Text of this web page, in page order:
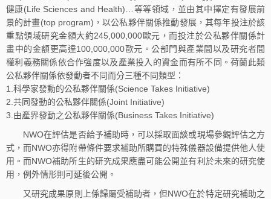
健康(Life Sciences and Health)…等等領域，並由其中擇定有發展前
景的計畫(top program)，以公私夥伴關係推動發展，其每年投注於該
重點領域研究金額大約245,000,000歐元，而投注於公私夥伴關係計
畫中的金額更高達100,000,000歐元。公部門與產業間以及研究者間
權利義務關係依合作強度以及產業投入的資金而有所不同。荷蘭此類
公私夥伴關係依發動者不同而分三種不同類型：
1.科學家發動的公私夥伴關係(Science Takes Initiative)
2.共同發動的公私夥伴關係(Joint Initiative)
3.由產界發動之公私夥伴關係(Business Takes Initiative)
NWO在評估是否給予補助時，可以採取面談或現場參觀評估之方
式，而NWO亦得附帶條件要求補助所購買的特殊儀器設備提供他人使
用。而NWO補助所生的研究成果應盡可能公開並有利於未來的研究使
用，例外情形則可延後公開。
又研究成果原則上係歸屬受補助者，但NWO在於特定研究補助之